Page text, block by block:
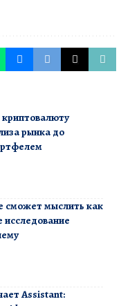
рынка до
сможет мыслить как
исследование
Assistant: